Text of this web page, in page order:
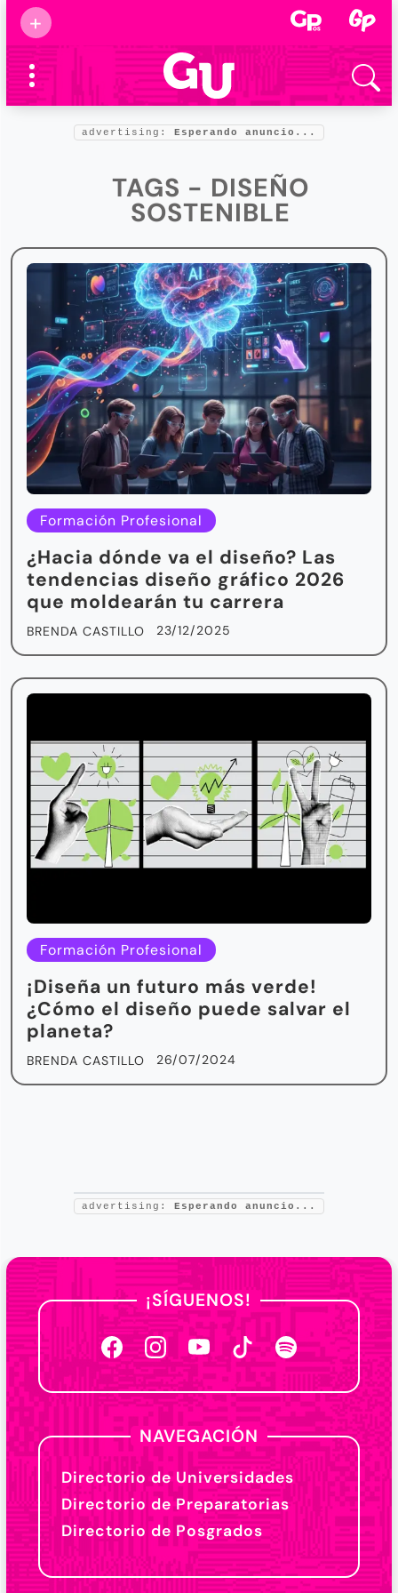
+
Supermamás
2025
Marcas de
confianza
Foro salud
advertising: Esperando anuncio...
TAGS - DISEÑO
SOSTENIBLE
Formación Profesional
¿Hacia dónde va el diseño? Las
tendencias diseño gráfico 2026
que moldearán tu carrera
BRENDA CASTILLO 23/12/2025
Formación Profesional
¡Diseña un futuro más verde!
¿Cómo el diseño puede salvar el
planeta?
BRENDA CASTILLO 26/07/2024
advertising: Esperando anuncio...
¡SÍGUENOS!
NAVEGACIÓN
Directorio de Universidades
Directorio de Preparatorias
Directorio de Posgrados